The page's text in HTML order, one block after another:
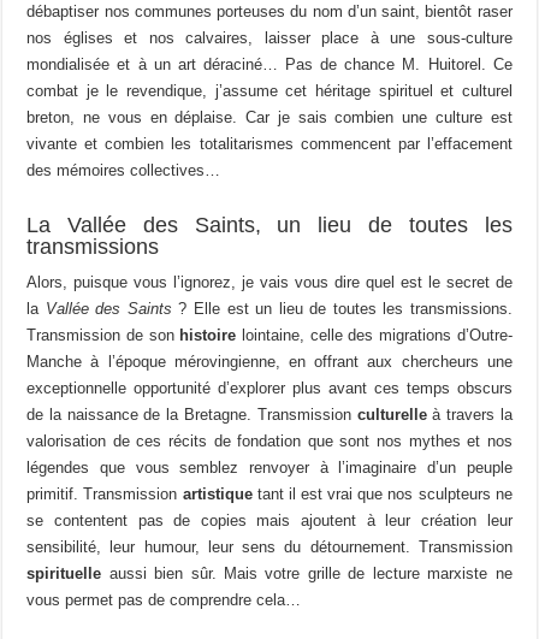
débaptiser nos communes porteuses du nom d’un saint, bientôt raser
nos églises et nos calvaires, laisser place à une sous-culture
mondialisée et à un art déraciné… Pas de chance M. Huitorel. Ce
combat je le revendique, j’assume cet héritage spirituel et culturel
breton, ne vous en déplaise. Car je sais combien une culture est
vivante et combien les totalitarismes commencent par l’effacement
des mémoires collectives…
La Vallée des Saints, un lieu de toutes les
transmissions
Alors, puisque vous l’ignorez, je vais vous dire quel est le secret de
la Vallée des Saints? Elle est un lieu de toutes les transmissions.
Transmission de son histoire lointaine, celle des migrations d’Outre-
Manche à l’époque mérovingienne, en offrant aux chercheurs une
exceptionnelle opportunité d’explorer plus avant ces temps obscurs
de la naissance de la Bretagne. Transmission culturelleà travers la
valorisation de ces récits de fondation que sont nos mythes et nos
légendes que vous semblez renvoyer à l’imaginaire d’un peuple
primitif. Transmission artistiquetant il est vrai que nos sculpteurs ne
se contentent pas de copies mais ajoutent à leur création leur
sensibilité, leur humour, leur sens du détournement. Transmission
spirituelle aussi bien sûr. Mais votre grille de lecture marxiste ne
vous permet pas de comprendre cela…